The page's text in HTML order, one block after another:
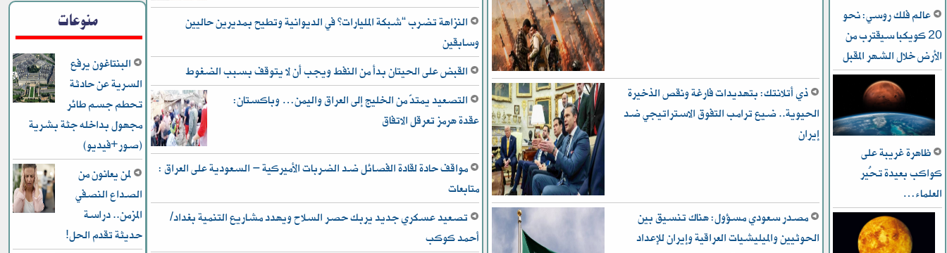
عالم فلك روسي: نحو
20 كويكبا سيقترب من
الأرض خلال الشهر المقبل
ظاهرة غريبة على
كواكب بعيدة تُحير
العلماء…
ذي أتلانتك: بتهديدات فارغة ونقص الذخيرة
الحيوية.. ضيع ترامب التفوق الاستراتيجي ضد
إيران
مصدر سعودي مسؤول: هناك تنسيق بين
الحوثيين والميليشيات العراقية وإيران للإعداد
النزاهة تضرب “شبكة المليارات” في الديوانية وتطيح بمديرين حاليين
وسابقين
القبض على الحيتان بدأ من النفط ويجب أن لا يتوقف بسبب الضغوط
التصعيد يمتدّ من الخليج إلى العراق واليمن… وباكستان:
عقدة هرمز تعرقل الاتفاق
مواقف حادة لقادة الفصائل ضد الضربات الأميركية – السعودية على العراق :
متابعات
تصعيد عسكري جديد يربك حصر السلاح ويهدد مشاريع التنمية بغداد/
أحمد كوكب
منوعات
البنتاغون يرفع
السرية عن حادثة
تحطم جسم طائر
مجهول بداخله جثة بشرية
(صور+فيديو)
لمن يعانون من
الصداع النصفي
المزمن.. دراسة
حديثة تقدم الحل!